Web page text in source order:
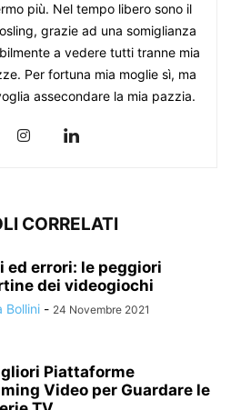
più. Nel tempo libero sono il
grazie ad una somiglianza
a vedere tutti tranne mia
Per fortuna mia moglie sì, ma
assecondare la mia pazzia.
CORRELATI
ed errori: le peggiori
dei videogiochi
Bollini - 24 Novembre 2021
Piattaforme
Video per Guardare le